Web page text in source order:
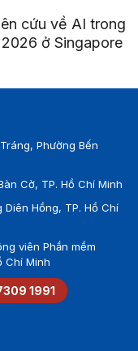
cứu về AI trong
ở Singapore
Phường Bến
Cờ, TP. Hồ Chí Minh
Hồng, TP. Hồ Chí
viên Phần mềm
Chí Minh
1991